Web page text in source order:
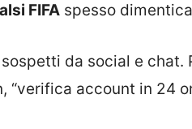
FIFA spesso
da social e chat.
“verifica account in 24